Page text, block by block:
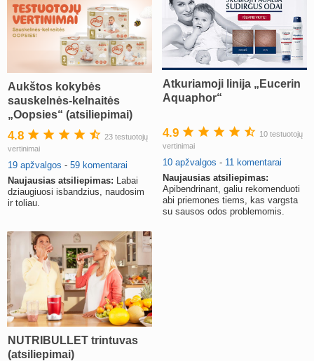
Aukštos kokybės
sauskelnės-kelnaitės
„Oopsies“ (atsiliepimai)
4.8
23 testuotojų
vertinimai
19 apžvalgos - 59 komentarai
Naujausias atsiliepimas: Labai
dziaugiuosi isbandzius, naudosim
ir toliau.
Atkuriamoji linija „Eucerin
Aquaphor“
4.9
10 testuotojų
vertinimai
10 apžvalgos - 11 komentarai
Naujausias atsiliepimas:
Apibendrinant, galiu rekomenduoti
abi priemones tiems, kas vargsta
su sausos odos problemomis.
NUTRIBULLET trintuvas
(atsiliepimai)